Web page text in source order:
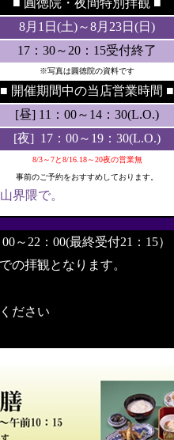
■ 圓徳院・ 夜間特別拝観 ■
8月1日(土)～8月23日(日)
17：30～20：15受付終了
※写真は圓徳院の資料です
■ 開催期間中の当店営業時間 ■
[昼] 11：00～14：30(L.O.)
[夜] 17：00～19：30(L.O.)
8/3～7と8/16.18～20夜の営業無
事前のご予約をおすすめしております。
界隈で。
～22：00(最終受付21：15）
の拝観となります。
ださい